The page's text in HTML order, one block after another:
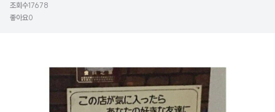
조회수17678
좋아요0